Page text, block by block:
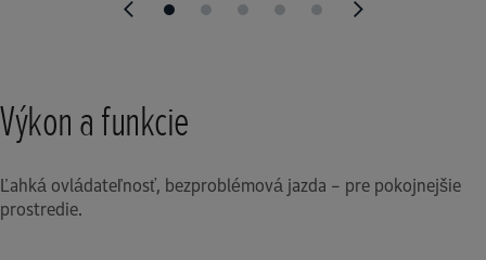
Výkon a funkcie
Ľahká ovládateľnosť, bezproblémová jazda – pre pokojnejšie
prostredie.